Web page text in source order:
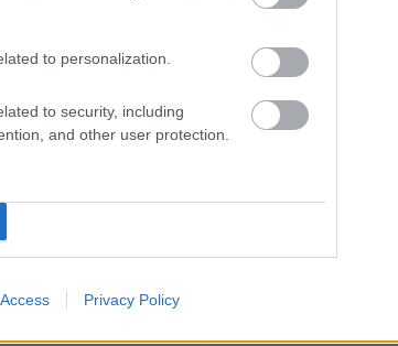
to personalization.
to security, including
and other user protection.
Privacy Policy